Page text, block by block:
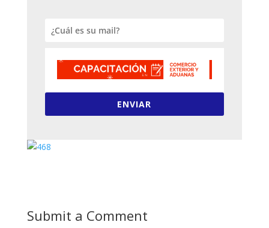
ENVIAR
Submit a Comment